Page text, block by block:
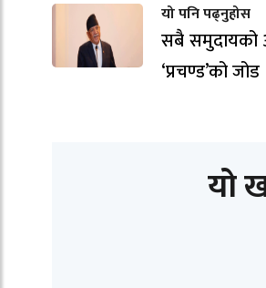
यो पनि पढ्नुहोस
सबै समुदायको
‘प्रचण्ड’को जोड
यो